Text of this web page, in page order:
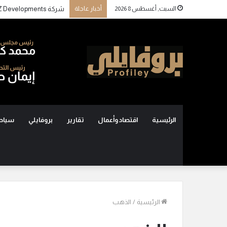
السبت, أغسطس 8 2026 أخبار عاجلة
الرئيسية اقتصاد وأعمال تقارير بروفايلي
الرئيسية / الذهب